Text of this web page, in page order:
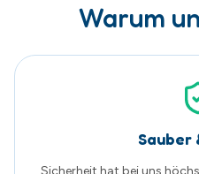
Viele unserer
Event zu einem echten